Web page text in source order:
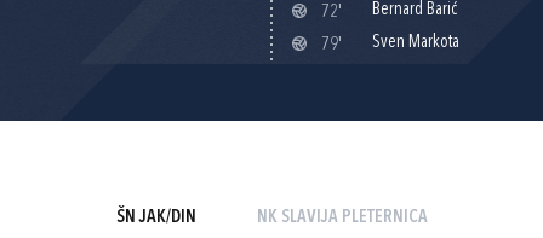
72'
Bernard Barić
79'
Sven Markota
ŠN JAK/DIN NK SLAVIJA PLETERNICA